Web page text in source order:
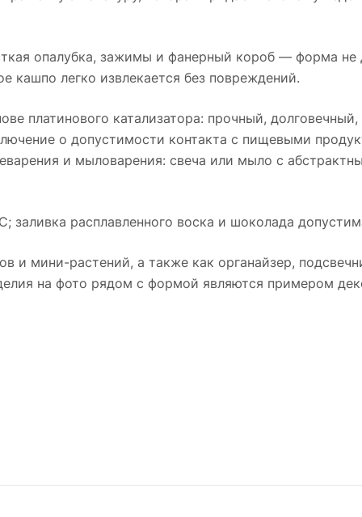
опалубка, зажимы и фанерный короб — форма не
кашпо легко извлекается без повреждений.
платинового катализатора: прочный,
о допустимости контакта с пищевыми
и мыловарения: свеча или мыло с
заливка расплавленного воска и шоколада
и мини-растений, а также как органайзер,
на фото рядом с формой являются примером